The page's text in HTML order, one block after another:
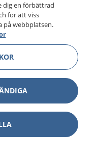
dig en förbättrad
för att viss
på webbplatsen.